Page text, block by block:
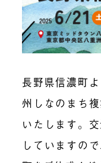
長野県信濃町
州しなのまち
いたします。
していますの